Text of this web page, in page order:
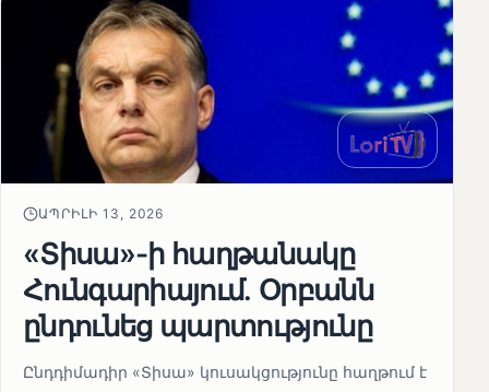
ԱՊՐԻԼԻ 13, 2026
«Տիսա»-ի հաղթանակը
Հունգարիայում․ Օրբանն
ընդունեց պարտությունը
Ընդդիմադիր «Տիսա» կուսակցությունը հաղթում է